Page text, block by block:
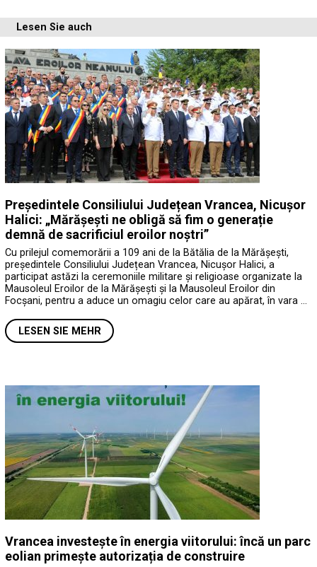
Lesen Sie auch
Președintele Consiliului Județean Vrancea, Nicușor
Halici: „Mărășești ne obligă să fim o generație
demnă de sacrificiul eroilor noștri”
Cu prilejul comemorării a 109 ani de la Bătălia de la Mărășești,
președintele Consiliului Județean Vrancea, Nicușor Halici, a
participat astăzi la ceremoniile militare și religioase organizate la
Mausoleul Eroilor de la Mărășești și la Mausoleul Eroilor din
Focșani, pentru a aduce un omagiu celor care au apărat, în vara …
LESEN SIE MEHR
Vrancea investește în energia viitorului: încă un parc
eolian primește autorizația de construire